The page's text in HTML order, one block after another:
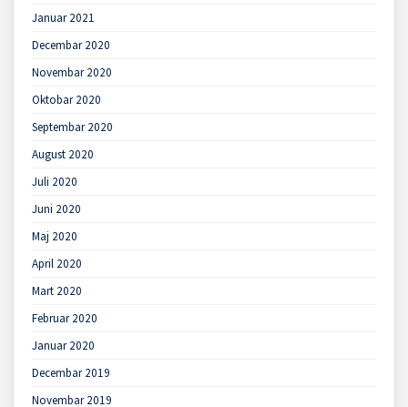
Januar 2021
Decembar 2020
Novembar 2020
Oktobar 2020
Septembar 2020
August 2020
Juli 2020
Juni 2020
Maj 2020
April 2020
Mart 2020
Februar 2020
Januar 2020
Decembar 2019
Novembar 2019